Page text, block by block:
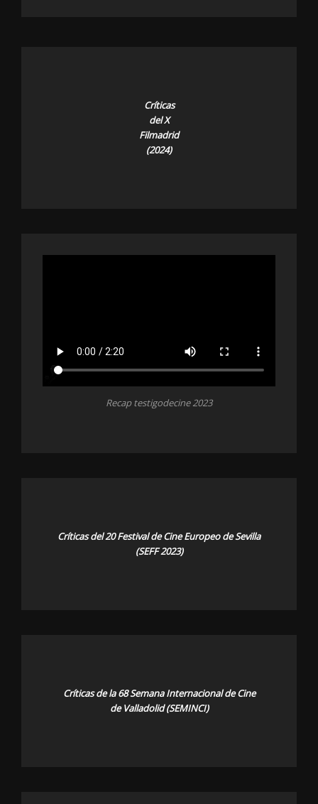
Críticas
del X
Filmadrid
(2024)
Recap testigodecine 2023
Críticas del 20 Festival de Cine Europeo de Sevilla
(SEFF 2023)
Críticas de la 68 Semana Internacional de Cine
de Valladolid (SEMINCI)